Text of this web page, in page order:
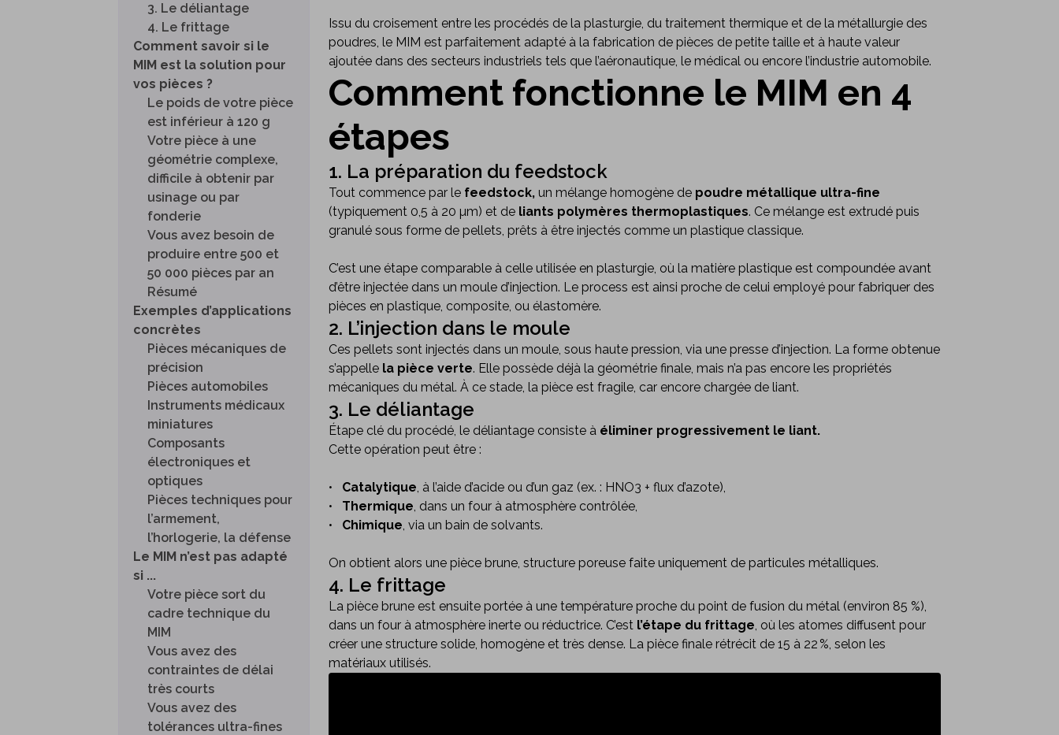
3. Le déliantage
4. Le frittage
Comment savoir si le
MIM est la solution pour
vos pièces ?
Le poids de votre pièce
est inférieur à 120 g
Votre pièce à une
géométrie complexe,
difficile à obtenir par
usinage ou par
fonderie
Vous avez besoin de
produire entre 500 et
50 000 pièces par an
Résumé
Exemples d’applications
concrètes
Pièces mécaniques de
précision
Pièces automobiles
Instruments médicaux
miniatures
Composants
électroniques et
optiques
Pièces techniques pour
l’armement,
l’horlogerie, la défense
Le MIM n’est pas adapté
si ...
Votre pièce sort du
cadre technique du
MIM
Vous avez des
contraintes de délai
très courts
Vous avez des
tolérances ultra-fines
Issu du croisement entre les procédés de la plasturgie, du traitement thermique et de la métallurgie des
poudres, le MIM est parfaitement adapté à la fabrication de pièces de petite taille et à haute valeur
ajoutée dans des secteurs industriels tels que l’aéronautique, le médical ou encore l’industrie automobile.
Comment fonctionne le MIM en 4
étapes
1. La préparation du feedstock
Tout commence par le feedstock, un mélange homogène de poudre métallique ultra-fine
(typiquement 0,5 à 20 µm) et de liants polymères thermoplastiques. Ce mélange est extrudé puis
granulé sous forme de pellets, prêts à être injectés comme un plastique classique.
C’est une étape comparable à celle utilisée en plasturgie, où la matière plastique est compoundée avant
d’être injectée dans un moule d’injection. Le process est ainsi proche de celui employé pour fabriquer des
pièces en plastique, composite, ou élastomère.
2. L’injection dans le moule
Ces pellets sont injectés dans un moule, sous haute pression, via une presse d’injection. La forme obtenue
s’appelle la pièce verte. Elle possède déjà la géométrie finale, mais n’a pas encore les propriétés
mécaniques du métal. À ce stade, la pièce est fragile, car encore chargée de liant.
3. Le déliantage
Étape clé du procédé, le déliantage consiste à éliminer progressivement le liant.
Cette opération peut être :
• Catalytique, à l’aide d’acide ou d’un gaz (ex. : HNO3 + flux d’azote),
• Thermique, dans un four à atmosphère contrôlée,
• Chimique, via un bain de solvants.
On obtient alors une pièce brune, structure poreuse faite uniquement de particules métalliques.
4. Le frittage
La pièce brune est ensuite portée à une température proche du point de fusion du métal (environ 85 %),
dans un four à atmosphère inerte ou réductrice. C’est l’étape du frittage, où les atomes diffusent pour
créer une structure solide, homogène et très dense. La pièce finale rétrécit de 15 à 22 %, selon les
matériaux utilisés.